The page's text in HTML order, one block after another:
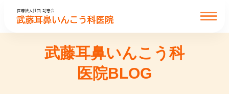
武藤耳鼻いんこう科
医院BLOG